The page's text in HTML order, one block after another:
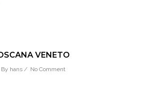
VENETO
hans / No Comment